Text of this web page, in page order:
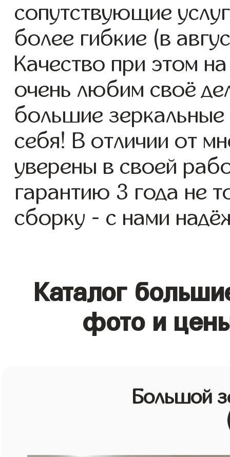
сопутствующие
более гибкие (в
Качество при этом
очень любим своё
большие
себя! В отличии от
уверены в своей
гарантию 3 года не
сборку - с нами
Каталог
фото и
Большой